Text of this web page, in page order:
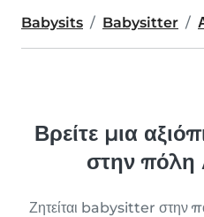
Babysits Babysitter
Βρείτε μια
στην πόλη
Ζητείται babysitter στην